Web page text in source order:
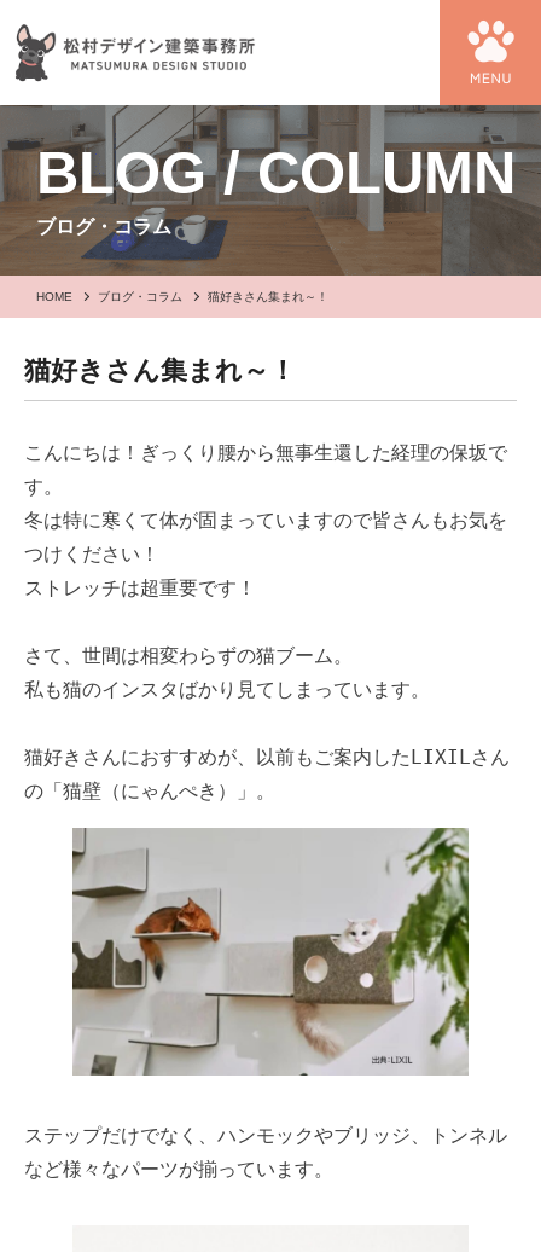
BLOG / COLUMN
ブログ・コラム
HOME ブログ・コラム 猫好きさん集まれ～！
猫好きさん集まれ～！
こんにちは！ぎっくり腰から無事生還した経理の保坂で
す。
冬は特に寒くて体が固まっていますので皆さんもお気を
つけください！
ストレッチは超重要です！
さて、世間は相変わらずの猫ブーム。
私も猫のインスタばかり見てしまっています。
猫好きさんにおすすめが、以前もご案内したLIXILさん
の「猫壁（にゃんぺき）」。
ステップだけでなく、ハンモックやブリッジ、トンネル
など様々なパーツが揃っています。